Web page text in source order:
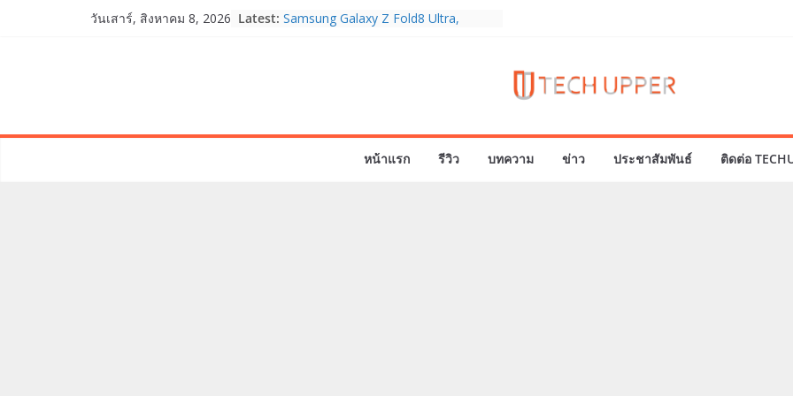
วันเสาร์, สิงหาคม 8, 2026 Latest: Samsung Galaxy Z Fold8 Ultra,
บริการหลังการขาย
TrueVisions ชวนคนไทยส่งใจเชียร์
หน้าแรก รีวิว บทความ ข่าว ประชาสัมพันธ์ ติดต่อ